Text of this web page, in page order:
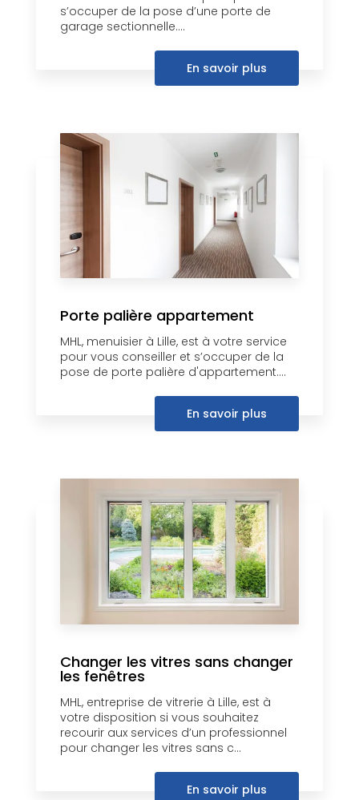
s’occuper de la pose d’une porte de
garage sectionnelle....
En savoir plus
Porte palière appartement
MHL, menuisier à Lille, est à votre service
pour vous conseiller et s’occuper de la
pose de porte palière d'appartement....
En savoir plus
Changer les vitres sans changer
les fenêtres
MHL, entreprise de vitrerie à Lille, est à
votre disposition si vous souhaitez
recourir aux services d’un professionnel
pour changer les vitres sans c...
En savoir plus